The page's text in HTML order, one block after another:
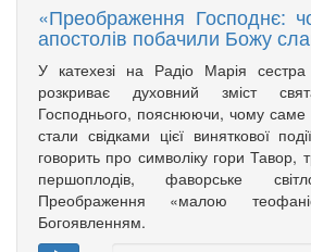
«Преображення Господнє:
апостолів побачили Божу
У катехезі на Радіо Марія сестра
розкриває духовний зміст
Господнього, пояснюючи, чому саме
стали свідками цієї виняткової
говорить про символіку гори Тавор,
першоплодів, фаворське
Преображення «малою
Богоявленням.